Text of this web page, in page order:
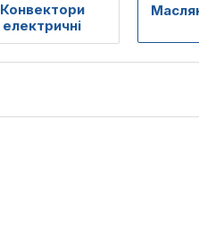
Конвектори
електричні